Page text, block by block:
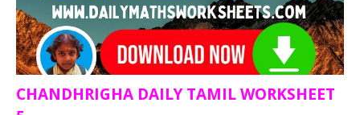
CHANDHRIGHA DAILY TAMIL WORKSHEET